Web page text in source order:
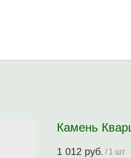
Камень
1 012 руб. / 1 шт